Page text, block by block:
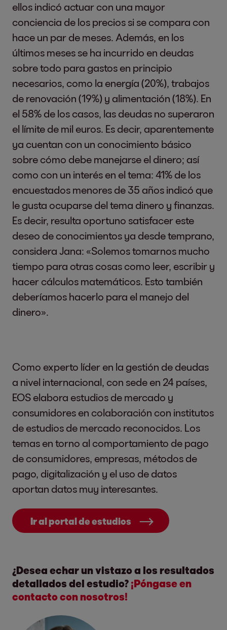
ellos indicó actuar con una mayor
conciencia de los precios si se compara con
hace un par de meses. Además, en los
últimos meses se ha incurrido en deudas
sobre todo para gastos en principio
necesarios, como la energía (20%), trabajos
de renovación (19%) y alimentación (18%). En
el 58% de los casos, las deudas no superaron
el límite de mil euros. Es decir, aparentemente
ya cuentan con un conocimiento básico
sobre cómo debe manejarse el dinero; así
como con un interés en el tema: 41% de los
encuestados menores de 35 años indicó que
le gusta ocuparse del tema dinero y finanzas.
Es decir, resulta oportuno satisfacer este
deseo de conocimientos ya desde temprano,
considera Jana: «Solemos tomarnos mucho
tiempo para otras cosas como leer, escribir y
hacer cálculos matemáticos. Esto también
deberíamos hacerlo para el manejo del
dinero».
Como experto líder en la gestión de deudas
a nivel internacional, con sede en 24 países,
EOS elabora estudios de mercado y
consumidores en colaboración con institutos
de estudios de mercado reconocidos. Los
temas en torno al comportamiento de pago
de consumidores, empresas, métodos de
pago, digitalización y el uso de datos
aportan datos muy interesantes.
Ir al portal de estudios
¿Desea echar un vistazo a los resultados
detallados del estudio? ¡Póngase en
contacto con nosotros!